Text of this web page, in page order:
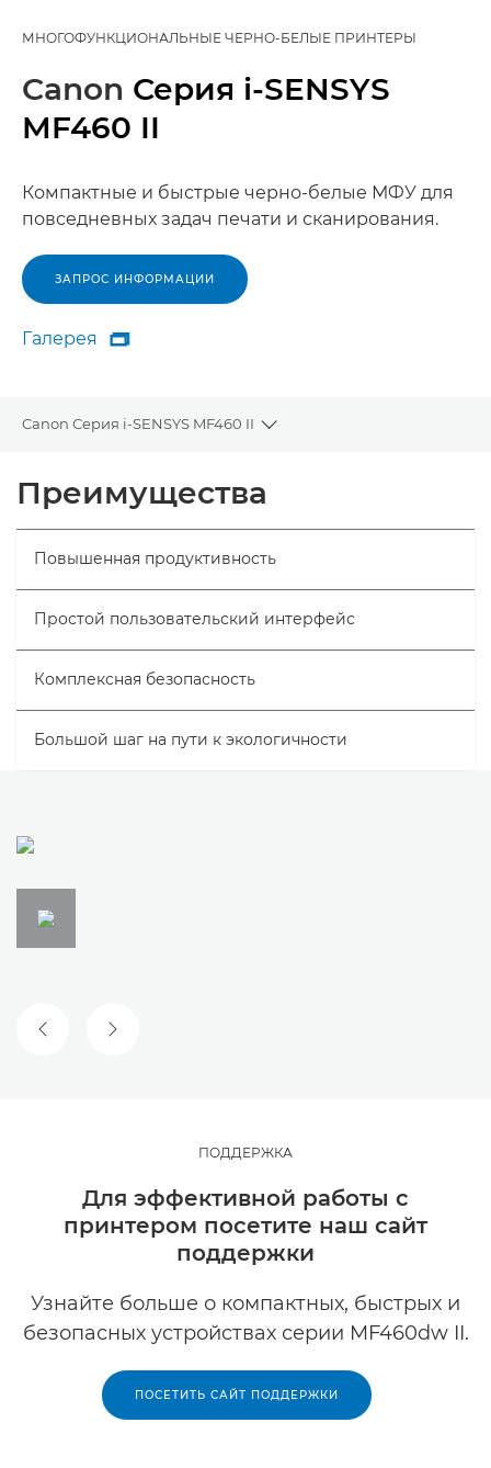
МНОГОФУНКЦИОНАЛЬНЫЕ ЧЕРНО-БЕЛЫЕ ПРИНТЕРЫ
Canon Серия i-SENSYS
MF460 II
Компактные и быстрые черно-белые МФУ для
повседневных задач печати и сканирования.
ЗАПРОС ИНФОРМАЦИИ
Галерея
Галерея

Canon Серия i-SENSYS MF460 II
Toggle breadcrumbs
Технические характеристики
Преимущества
Повышенная продуктивность
Простой пользовательский интерфейс
Комплексная безопасность
Большой шаг на пути к экологичности
ПРЕДЫДУЩИЙ СЛАЙД
СЛЕДУЮЩИЙ СЛАЙД
ПОДДЕРЖКА
Для эффективной работы с
принтером посетите наш сайт
поддержки
Узнайте больше о компактных, быстрых и
безопасных устройствах серии MF460dw II.
ПОСЕТИТЬ САЙТ ПОДДЕРЖКИ